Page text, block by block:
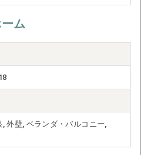
ム
外壁, ベランダ・バルコニー,